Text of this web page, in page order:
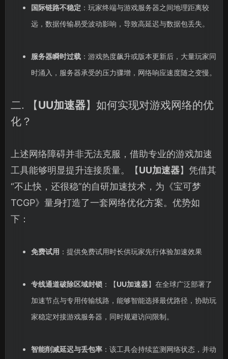
国际链路不稳定 ：玩家终端与游戏服务器之间地理距离较
远，数据传输易受波动影响，导致高延迟与数据包丢失。
服务器瞬时过载：游戏热度飙升或版本更新后，大量玩家同
时涌入，服务器承受的压力骤增，网络响应速度随之变慢。
二. 【UU加速器】如何实现对游戏网络的优
化？
上述网络障碍并非无法克服，借助专业的游戏加速
工具能够明显提升连接质量。【UU加速器】凭借其
“不止快，还很稳”的自研加速技术，为《宝可梦
TCGP》量身打造了一套网络优化方案。优势如
下：
免费试用 ：提供免费试用时长供玩家先行体验加速效果
专线通道破除区域封锁：【UU加速器】在全球广泛部署了
加速节点与专用传输线路，能够智能选择最优路径，协助玩
家稳定对接游戏服务器，同时规避访问限制。
智能削减延迟与丢包率：该工具会持续监测网络状态，并动